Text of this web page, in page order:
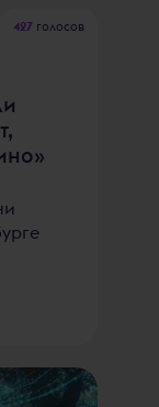
427голосов